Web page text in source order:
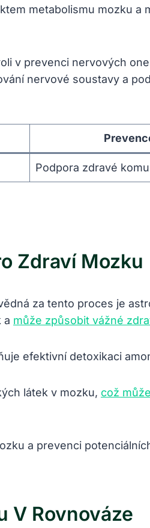
metabolismu mozku a
v prevenci nervových
nervové soustavy a
Podpora zdravé
Zdraví Mozku
za tento proces je
a může způsobit vážné
efektivní detoxikaci
látek v mozku, což
a prevenci
V Rovnováze